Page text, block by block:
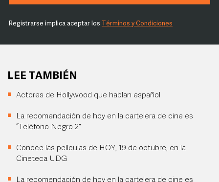
Registrarse implica aceptar los Términos y Condiciones
LEE TAMBIÉN
Actores de Hollywood que hablan español
La recomendación de hoy en la cartelera de cine es
“Teléfono Negro 2”
Conoce las películas de HOY, 19 de octubre, en la
Cineteca UDG
La recomendación de hoy en la cartelera de cine es